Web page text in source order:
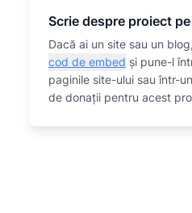
Scrie despre proiect
Dacă ai un site sau un
cod de embed și pune-l
paginile site-ului sau într-
de donații pentru acest